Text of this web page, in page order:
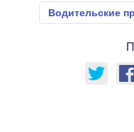
Водительские